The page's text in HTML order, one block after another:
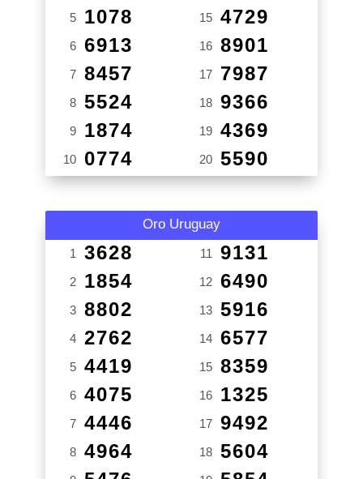
5 1078
6 6913
7 8457
8 5524
9 1874
10 0774
15 4729
16 8901
17 7987
18 9366
19 4369
20 5590
Oro Uruguay
1 3628
2 1854
3 8802
4 2762
5 4419
6 4075
7 4446
8 4964
11 9131
12 6490
13 5916
14 6577
15 8359
16 1325
17 9492
18 5604